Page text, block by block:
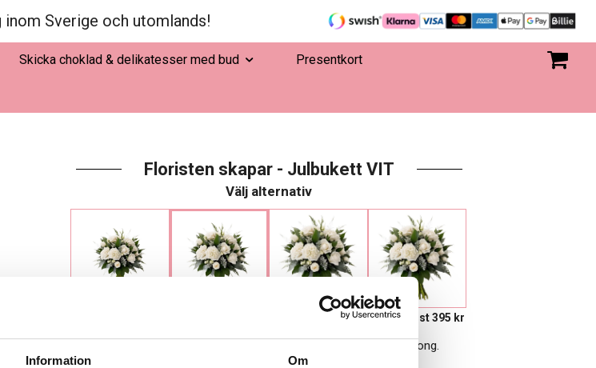
Information Om
inom Sverige och utomlands!
Skicka choklad & delikatesser med bud Presentkort
Floristen skapar - Julbukett VIT
Välj alternativ
Eget, minst 395 kr
De här produkterna går endast att beställa när de är i säsong.